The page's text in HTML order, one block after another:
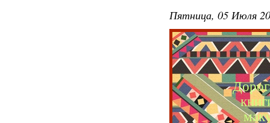
Пятница, 05 Июля